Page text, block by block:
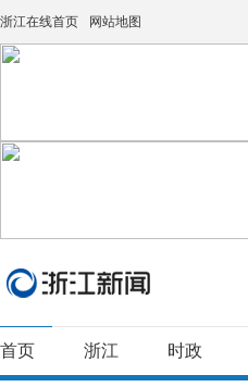
浙江在线首页 网站地图
首页 浙江 时政